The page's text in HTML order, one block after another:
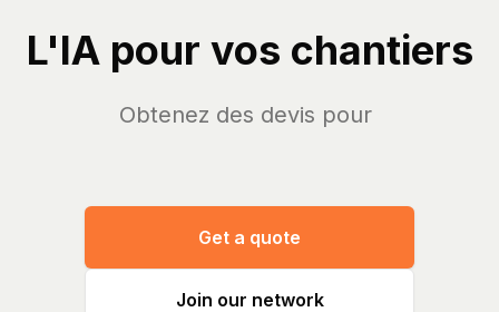
L'IA pour vos chantiers
Obtenez de
Get a quote
Join our network